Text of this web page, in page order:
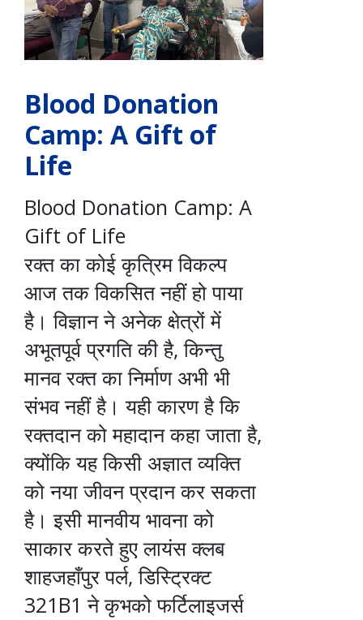
Blood Donation
Camp: A Gift of
Life
Blood Donation Camp: A
Gift of Life
रक्त का कोई कृत्रिम विकल्प
आज तक विकसित नहीं हो पाया
है। विज्ञान ने अनेक क्षेत्रों में
अभूतपूर्व प्रगति की है, किन्तु
मानव रक्त का निर्माण अभी भी
संभव नहीं है। यही कारण है कि
रक्तदान को महादान कहा जाता है,
क्योंकि यह किसी अज्ञात व्यक्ति
को नया जीवन प्रदान कर सकता
है। इसी मानवीय भावना को
साकार करते हुए लायंस क्लब
शाहजहाँपुर पर्ल, डिस्ट्रिक्ट
321B1 ने कृभको फर्टिलाइजर्स